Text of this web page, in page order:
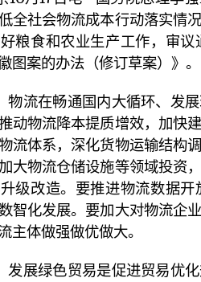
全社会物流成本行动落实情
粮食和农业生产工作，审
图案的办法（修订草案）》。
物流在畅通国内大循环、发
动物流降本提质增效，加快
流体系，深化货物运输结构
大物流仓储设施等领域投资
级改造。要推进物流数据
智化发展。要加大对物流企
主体做强做优做大。
发展绿色贸易是促进贸易优